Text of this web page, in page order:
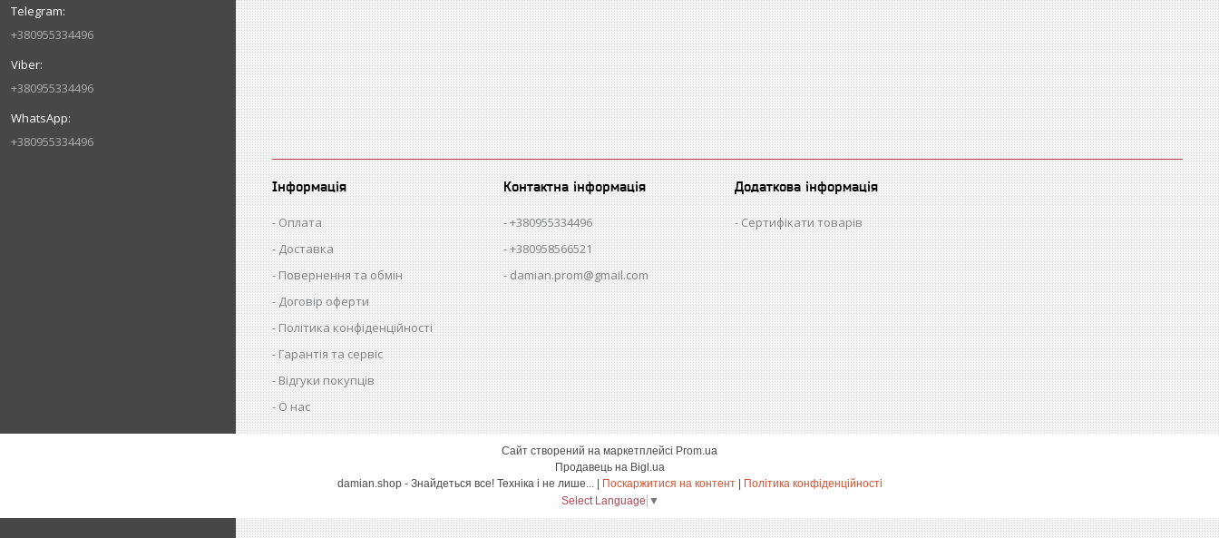
+380955334496
+380955334496
+380955334496
Інформація
Оплата
Доставка
Повернення та обмін
Договір оферти
Політика конфіденційності
Гарантія та сервіс
Відгуки покупців
О нас
Контактна інформація
+380955334496
+380958566521
damian.prom@gmail.com
Додаткова інформація
Сертифікати товарів
Сайт створений на маркетплейсі Prom.ua
Продавець на Bigl.ua
Поскаржитися на контент
Політика конфіденційності
Select Language ▼